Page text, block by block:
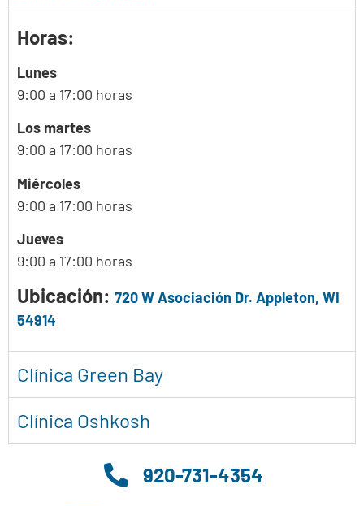
Horas:
Lunes
9:00 a 17:00 horas
Los martes
9:00 a 17:00 horas
Miércoles
9:00 a 17:00 horas
Jueves
9:00 a 17:00 horas
Ubicación: 720 W Asociación Dr. Appleton, WI
54914
Clínica Green Bay
Clínica Oshkosh
920-731-4354